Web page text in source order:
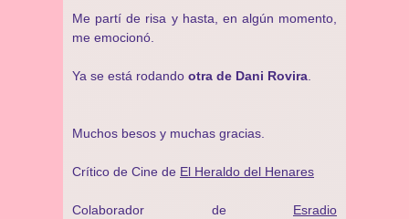
Me partí de risa y hasta, en algún momento,
me emocionó.
Ya se está rodando otra de Dani Rovira
Muchos besos y muchas gracias.
Crítico de Cine de El Heraldo del Henares
Colaborador de Esradio